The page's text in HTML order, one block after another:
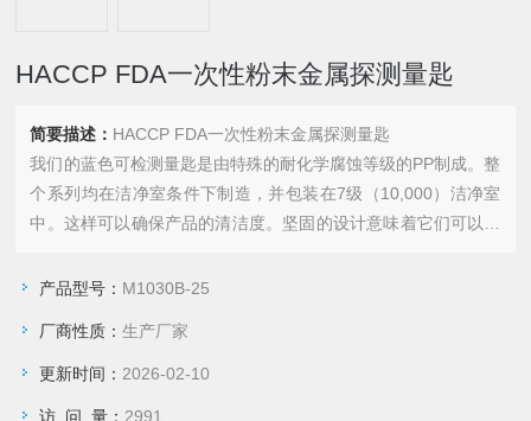
HACCP FDA一次性粉末金属探测量匙
简要描述： HACCP FDA一次性粉末金属探测量匙
我们的蓝色可检测量匙是由特殊的耐化学腐蚀等级的PP制成。整
个系列均在洁净室条件下制造，并包装在7级（10,000）洁净室
中。这样可以确保产品的清洁度。坚固的设计意味着它们可以使
和欧盟食品要求的有FDA 21 CFR 177.1520 、 FDA 21 CFR
产品型号： M1030B-25
厂商性质：生产厂家
更新时间： 2026-02-10
访 问 量： 2991